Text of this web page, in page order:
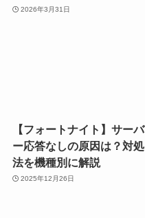
2026年3月31日
【フォートナイト】サーバ
ー応答なしの原因は？対処
法を機種別に解説
2025年12月26日